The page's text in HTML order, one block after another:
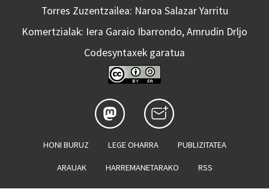
Torres Zuzentzailea: Naroa Salazar Yarritu
Komertzialak: Iera Garaio Ibarrondo, Amrudin Drljo
Codesyntaxek garatua
HONI BURUZ LEGE OHARRA PUBLIZITATEA
ARAUAK HARREMANETARAKO RSS